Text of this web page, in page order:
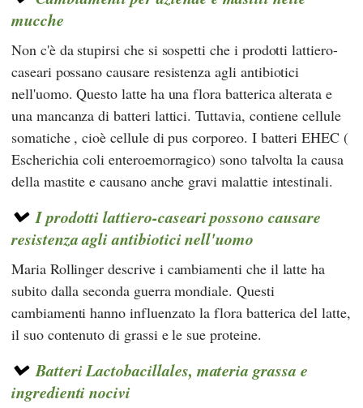
mucche
Non c'è da stupirsi che si sospetti che i prodotti lattiero-
caseari possano causare resistenza agli antibiotici
nell'uomo. Questo latte ha una flora batterica alterata e
una mancanza di batteri lattici. Tuttavia, contiene cellule
somatiche , cioè cellule di pus corporeo. I batteri EHEC (
Escherichia coli enteroemorragico) sono talvolta la causa
della mastite e causano anche gravi malattie intestinali.
I prodotti lattiero-caseari possono causare
resistenza agli antibiotici nell'uomo
Maria Rollinger descrive i cambiamenti che il latte ha
subito dalla seconda guerra mondiale. Questi
cambiamenti hanno influenzato la flora batterica del latte,
il suo contenuto di grassi e le sue proteine.
Batteri Lactobacillales, materia grassa e
ingredienti nocivi